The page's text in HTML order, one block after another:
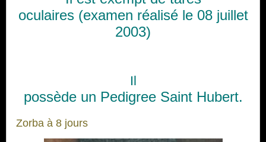
oculaires (examen réalisé le 08 juillet
2003)
Il
possède un Pedigree Saint Hubert.
Zorba à 8 jours